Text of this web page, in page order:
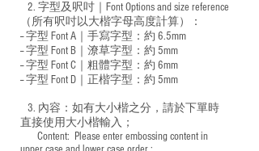
2. 字型及呎吋｜ Font Options and size reference
（所有呎吋以大楷字母高度計算）：
-- 字型 Font A｜手寫字型：約 6.5mm
-- 字型 Font B｜潦草字型： 約 5mm
-- 字型 Font C｜粗體字型：約 6mm
-- 字型 Font D｜正楷字型： 約 5mm
3. 內容：如有大小楷之分，請於下單時
直接使用大小楷輸入；
​ Content: Please enter embossing content in